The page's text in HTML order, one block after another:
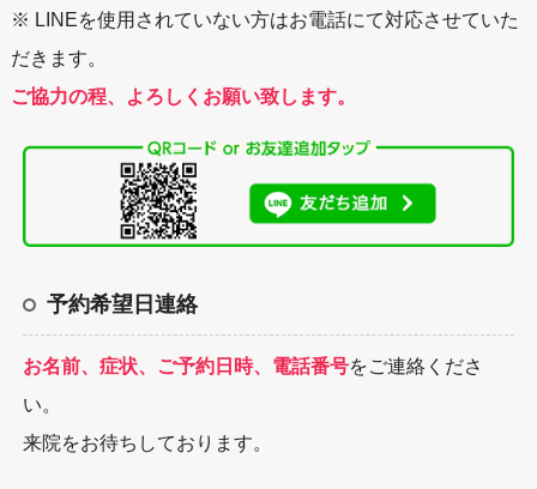
※ LINEを使用されていない方はお電話にて対応させていた
だきます。
ご協力の程、よろしくお願い致します。
予約希望日連絡
お名前、症状、ご予約日時、電話番号をご連絡くださ
い。
来院をお待ちしております。